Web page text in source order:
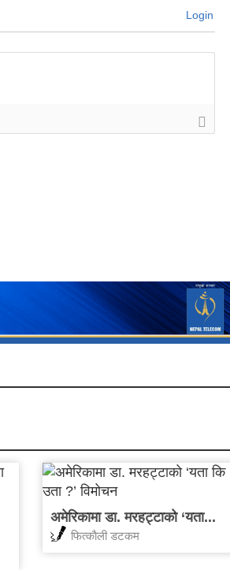
Login
अमेरिकामा डा. मरहट्टाको ‘यता...
फित्काैली डटकम